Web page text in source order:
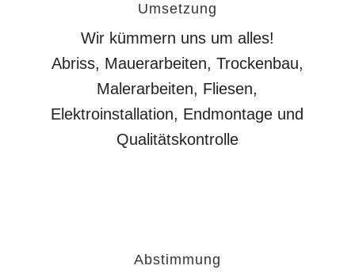
Umsetzung
Wir kümmern uns um alles!
Abriss, Mauerarbeiten, Trockenbau,
Malerarbeiten, Fliesen,
Elektroinstallation, Endmontage und
Qualitätskontrolle
Abstimmung